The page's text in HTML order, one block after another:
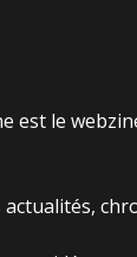
est le